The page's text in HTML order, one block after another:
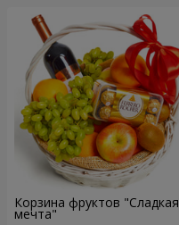
Корзина фруктов "Сладкая
мечта"